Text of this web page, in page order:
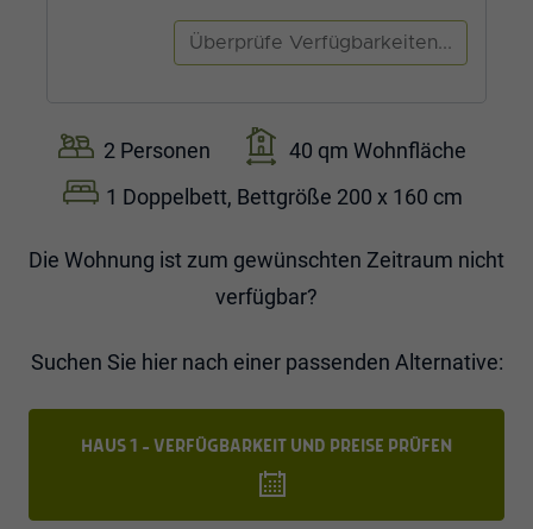
2 Personen
40 qm Wohnfläche
1 Doppelbett, Bettgröße 200 x 160 cm
Die Wohnung ist zum gewünschten Zeitraum nicht
verfügbar?
Suchen Sie hier nach einer passenden Alternative:
HAUS 1 - VERFÜGBARKEIT UND PREISE PRÜFEN